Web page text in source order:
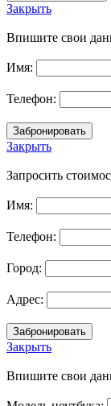
Закрыть
Впишите свои
Имя:
Телефон:
Закрыть
Запросить
Имя:
Телефон:
Город:
Адрес:
Закрыть
Впишите свои